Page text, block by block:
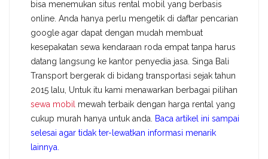
bisa menemukan situs rental mobil yang berbasis
online. Anda hanya perlu mengetik di daftar pencarian
google agar dapat dengan mudah membuat
kesepakatan sewa kendaraan roda empat tanpa harus
datang langsung ke kantor penyedia jasa. Singa Bali
Transport bergerak di bidang transportasi sejak tahun
2015 lalu, Untuk itu kami menawarkan berbagai pilihan
sewa mobil
mewah terbaik dengan harga rental yang
cukup murah hanya untuk anda.
Baca artikel ini sampai
selesai agar tidak ter-lewatkan informasi menarik
lainnya.